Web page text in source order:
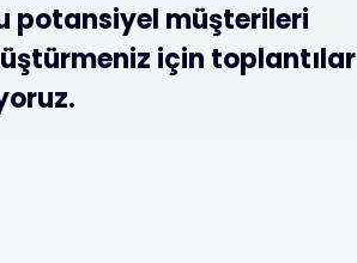
potansiyel müşterileri
için toplantılar